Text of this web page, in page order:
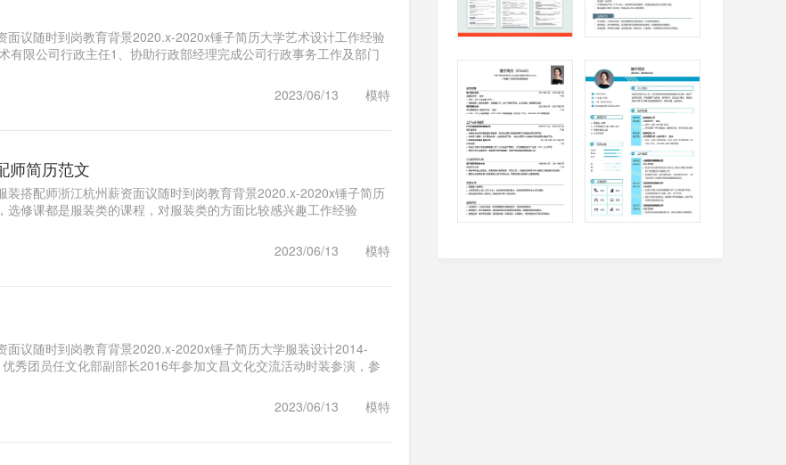
面议随时到岗教育背景2020.x-2020x锤子简历大学艺术设计工作经验
有限公司行政主任1、协助行政部经理完成公司行政事务工作及部门
模特
2023/06/13
师简历范文
装搭配师浙江杭州薪资面议随时到岗教育背景2020.x-2020x锤子简历
选修课都是服装类的课程，对服装类的方面比较感兴趣工作经验
模特
2023/06/13
面议随时到岗教育背景2020.x-2020x锤子简历大学服装设计2014-
秀团员任文化部副部长2016年参加文昌文化交流活动时装参演，参
模特
2023/06/13